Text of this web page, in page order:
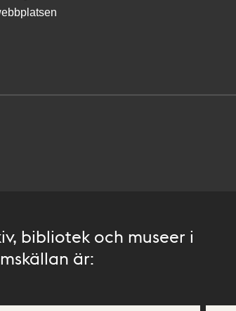
bibliotek och museer i
är: